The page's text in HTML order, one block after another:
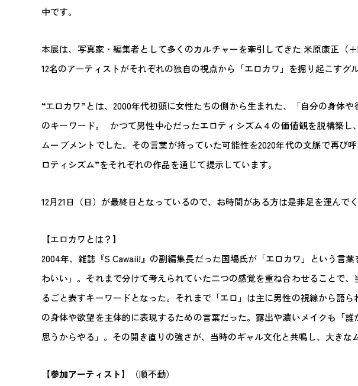
中です。
本展は、写真家・編集者として多くのカルチャーを牽引してきた 米原康正（＋
12名のアーティストがそれぞれの独自の視点から「エロカワ」を掘り起こすグル
“エロカワ”とは、2000年代初頭に女性たちの側から生まれた、「自分の身体
のキーワード。 かつて男性中心だったエロティシズム４の価値観を脱構築し
ムーブメントでした。その言葉が持っていた可能性を2020年代の文脈で再び
ロティシズム”をそれぞれの作品を通じて提示しています。
12月21日（日）が最終日となっているので、お時間がある方は是非足を運んでく
【エロカワとは？】
2004年、雑誌『S Cawaii!』の副編集長だった国場氏が「エロカワ」という言
わいい」。それまで分けて考えられていた二つの感覚を重ね合わせることで
るごと表すキーワードとなった。それまで「エロ」は主に男性の視線から語
の身体や欲望を主体的に表現するための言葉だった。露出や濃いメイクも「
思うからやる」。その開き直りの強さが、当時のギャル文化と共鳴し、大きな
【参加アーティスト】
（順不動）